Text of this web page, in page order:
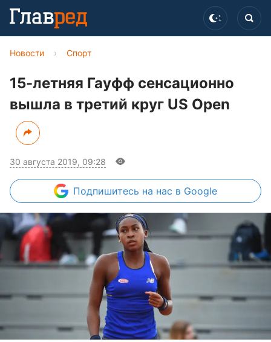
Новости › Спорт
15-летняя Гауфф сенсационно
вышла в третий круг US Open
30 августа 2019, 09:28
Подпишитесь на нас в Google